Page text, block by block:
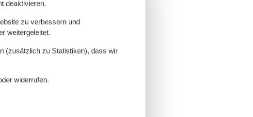
und
deaktivieren.
zu verbessern und
weitergeleitet.
(zusätzlich zu Statistiken), dass wir
widerrufen.